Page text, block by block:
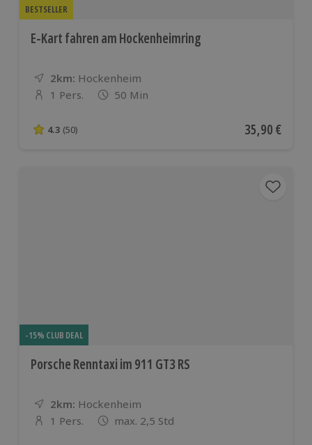
BESTSELLER
E-Kart fahren am Hockenheimring
2km: Entfernung
Standort
Hockenheim
Anzahl der Teilnehmer
1 Pers. 50 Min
4.3 von 5 Sternen basierend auf 50 Bewertungen
4.3 (50) Aktueller
35,90 €
-15% CLUB DEAL
Porsche Renntaxi im 911 GT3 RS
2km: Entfernung
Standort
Hockenheim
Anzahl der Teilnehmer
1 Pers. max. 2,5 Std